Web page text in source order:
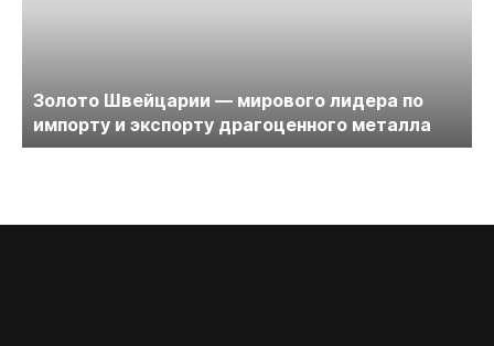
Золото Швейцарии — мирового лидера по
импорту и экспорту драгоценного металла